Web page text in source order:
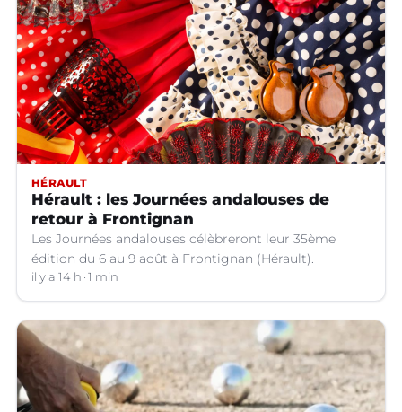
HÉRAULT
Hérault : les Journées andalouses de
retour à Frontignan
Les Journées andalouses célèbreront leur 35ème
édition du 6 au 9 août à Frontignan (Hérault).
il y a 14 h 1 min